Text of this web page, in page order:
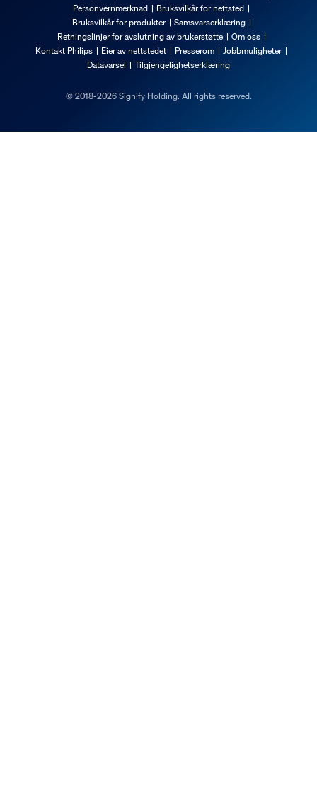
Personvernmerknad
Bruksvilkår for nettsted
Bruksvilkår for produkter
Samsvarserklæring
Retningslinjer for avslutning av brukerstøtte
Om oss
Kontakt Philips
Eier av nettstedet Presserom
Jobbmuligheter
Datavarsel
Tilgjengelighetserklæring
© 2018-2026 Signify Holding. All rights reserved.